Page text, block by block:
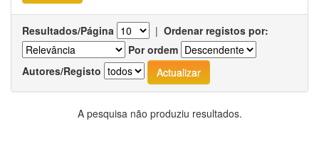
Resultados/Página | Ordenar registos por:
Por ordem
Autores/Registo
A pesquisa não produziu resultados.